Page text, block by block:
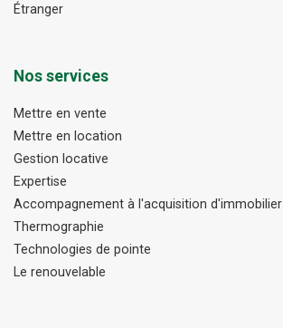
Étranger
Nos services
Mettre en vente
Mettre en location
Gestion locative
Expertise
Accompagnement à l'acquisition d'immobilier
Thermographie
Technologies de pointe
Le renouvelable